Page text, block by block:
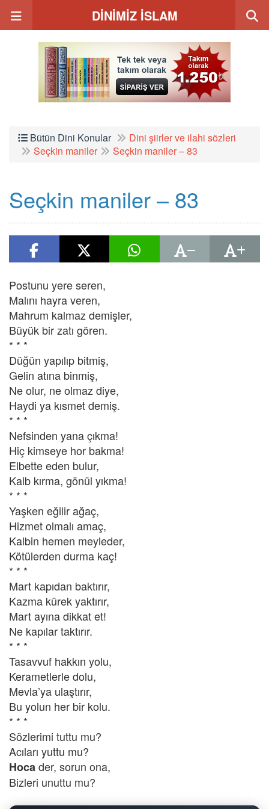
DİNİMİZ İSLAM
Bütün Dini Konular
Dini şiirler ve ilahi sözleri
Seçkin maniler
Seçkin maniler – 83
Seçkin maniler – 83
Postunu yere seren,
Malını hayra veren,
Mahrum kalmaz demişler,
Büyük bir zatı gören.
* * *
Düğün yapılıp bitmiş,
Gelin atına binmiş,
Ne olur, ne olmaz diye,
Haydi ya kısmet demiş.
* * *
Nefsinden yana çıkma!
Hiç kimseye hor bakma!
Elbette eden bulur,
Kalb kırma, gönül yıkma!
* * *
Yaşken eğilir ağaç,
Hizmet olmalı amaç,
Kalbin hemen meyleder,
Kötülerden durma kaç!
* * *
Mart kapıdan baktırır,
Kazma kürek yaktırır,
Mart ayına dikkat et!
Ne kapılar taktırır.
* * *
Tasavvuf hakkın yolu,
Kerametlerle dolu,
Mevla’ya ulaştırır,
Bu yolun her bir kolu.
* * *
Sözlerimi tuttu mu?
Acıları yuttu mu?
Hocader, sorun ona,
Bizleri unuttu mu?